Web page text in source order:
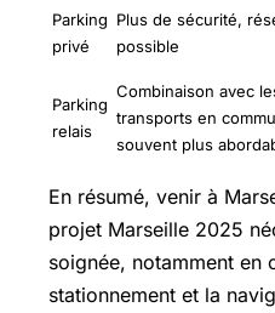
Parking
privé
Plus de sécurité,
possible
Parking
relais
Combinaison avec
transports en
souvent plus
En résumé, venir à
projet Marseille 2025
soignée, notamment en
stationnement et la